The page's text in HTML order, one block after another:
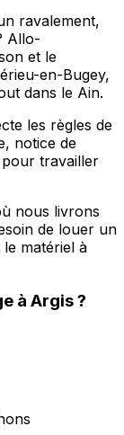
ravalement,
Allo-
et le
en-Bugey,
dans le Ain.
les règles de
notice de
travailler
nous livrons
de louer un
matériel à
à Argis?